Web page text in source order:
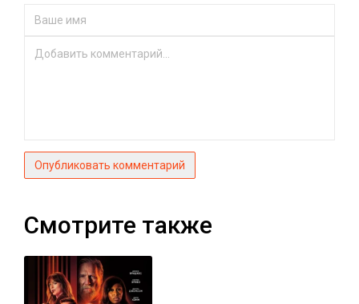
Опубликовать комментарий
Смотрите также